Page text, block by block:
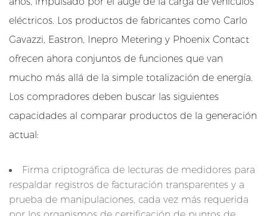
a
r
a
m
d
i
d
o
s
d
e
eléctricos. Los productos de fabricantes como Carlo
Gavazzi, Eastron, Inepro Metering y Phoenix Contact
ofrecen ahora conjuntos de funciones que van
mucho más allá de la simple totalización de energía.
Los compradores deben buscar las siguientes
capacidades al comparar productos de la generación
actual:
Firma criptográfica de lecturas de medidores para
respaldar registros de facturación transparentes y a
prueba de manipulaciones, cada vez más requerida